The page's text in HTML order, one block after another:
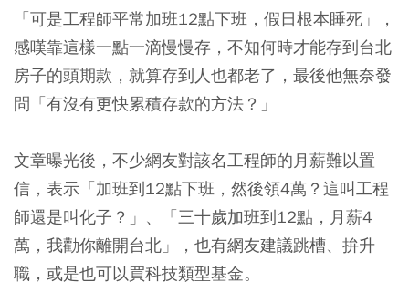
「可是工程師平常加班12點下班，假日根本睡死」，
感嘆靠這樣一點一滴慢慢存，不知何時才能存到台北
房子的頭期款，就算存到人也都老了，最後他無奈發
問「有沒有更快累積存款的方法？」
文章曝光後，不少網友對該名工程師的月薪難以置
信，表示「加班到12點下班，然後領4萬？這叫工程
師還是叫化子？」、「三十歲加班到12點，月薪4
萬，我勸你離開台北」，也有網友建議跳槽、拚升
職，或是也可以買科技類型基金。